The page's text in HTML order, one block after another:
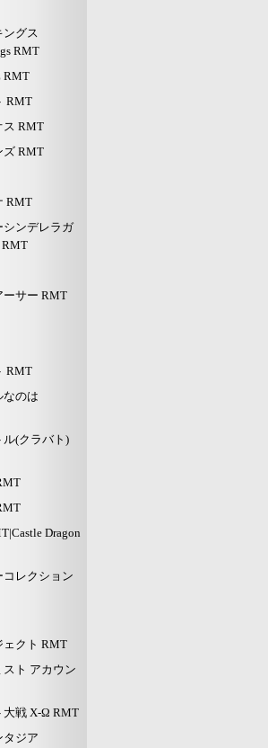
ングス
RMT
RMT
RMT
ス RMT
ズ RMT
RMT
シンデレラガ
RMT
ーサー RMT
RMT
なのは
(クラバト)
Dragon
レクション
ェクト RMT
ト アカウン
大戦 X-Ω RMT
タジア